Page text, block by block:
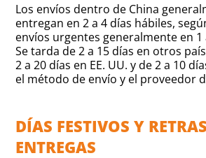
Los envíos dentro de China
entregan en 2 a 4 días hábiles,
envíos urgentes generalmente en 1
Se tarda de 2 a 15 días en otros
2 a 20 días en EE. UU. y de 2 a 10
el método de envío y el proveedor
DÍAS FESTIVOS Y
ENTREGAS